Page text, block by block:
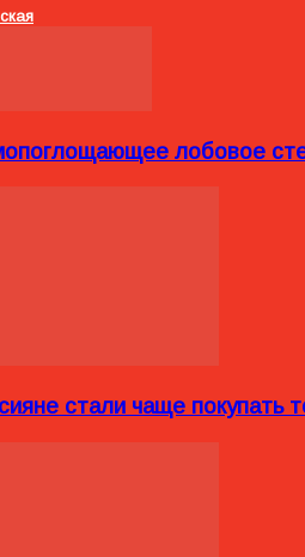
лобовое
стали чаще покупать